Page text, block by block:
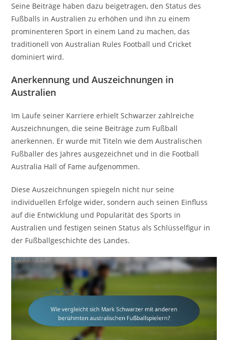
Seine Beiträge haben dazu beigetragen, den Status des
Fußballs in Australien zu erhöhen und ihn zu einem
prominenteren Sport in einem Land zu machen, das
traditionell von Australian Rules Football und Cricket
dominiert wird.
Anerkennung und Auszeichnungen in
Australien
Im Laufe seiner Karriere erhielt Schwarzer zahlreiche
Auszeichnungen, die seine Beiträge zum Fußball
anerkennen. Er wurde mit Titeln wie dem Australischen
Fußballer des Jahres ausgezeichnet und in die Football
Australia Hall of Fame aufgenommen.
Diese Auszeichnungen spiegeln nicht nur seine
individuellen Erfolge wider, sondern auch seinen Einfluss
auf die Entwicklung und Popularität des Sports in
Australien und festigen seinen Status als Schlüsselfigur in
der Fußballgeschichte des Landes.